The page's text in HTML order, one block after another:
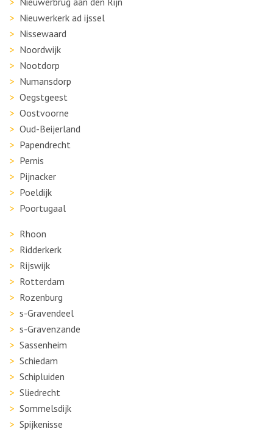
Nieuwerkerk ad ijssel
Nissewaard
Noordwijk
Nootdorp
Numansdorp
Oegstgeest
Oostvoorne
Oud-Beijerland
Papendrecht
Pernis
Pijnacker
Poeldijk
Poortugaal
Rhoon
Ridderkerk
Rijswijk
Rotterdam
Rozenburg
s-Gravendeel
s-Gravenzande
Sassenheim
Schiedam
Schipluiden
Sliedrecht
Sommelsdijk
Spijkenisse